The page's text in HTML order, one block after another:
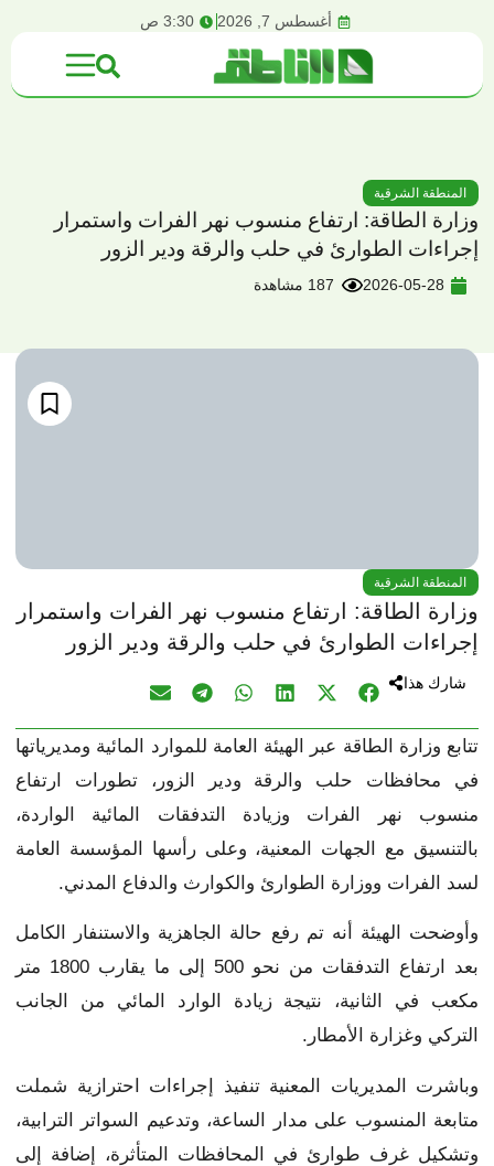
أغسطس 7, 2026 3:30 ص
المنطقة الشرقية
وزارة الطاقة: ارتفاع منسوب نهر الفرات واستمرار
إجراءات الطوارئ في حلب والرقة ودير الزور
2026-05-28 187 مشاهدة
المنطقة الشرقية
وزارة الطاقة: ارتفاع منسوب نهر الفرات واستمرار
إجراءات الطوارئ في حلب والرقة ودير الزور
شارك هذا
تتابع وزارة الطاقة عبر الهيئة العامة للموارد المائية ومديرياتها
في محافظات حلب والرقة ودير الزور، تطورات ارتفاع
منسوب نهر الفرات وزيادة التدفقات المائية الواردة،
بالتنسيق مع الجهات المعنية، وعلى رأسها المؤسسة العامة
لسد الفرات ووزارة الطوارئ والكوارث والدفاع المدني.
وأوضحت الهيئة أنه تم رفع حالة الجاهزية والاستنفار الكامل
بعد ارتفاع التدفقات من نحو 500 إلى ما يقارب 1800 متر
مكعب في الثانية، نتيجة زيادة الوارد المائي من الجانب
التركي وغزارة الأمطار.
وباشرت المديريات المعنية تنفيذ إجراءات احترازية شملت
متابعة المنسوب على مدار الساعة، وتدعيم السواتر الترابية،
وتشكيل غرف طوارئ في المحافظات المتأثرة، إضافة إلى